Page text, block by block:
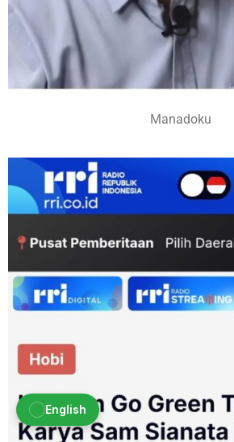
Manadoku
English